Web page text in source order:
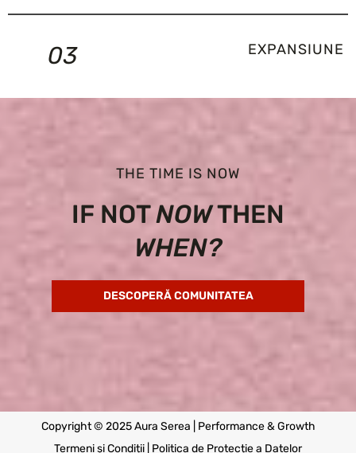
03 EXPANSIUNE
THE TIME IS NOW
IF NOTNOWTHEN
WHEN?
DESCOPERĂ COMUNITATEA
Copyright © 2025 Aura Serea | Performance & Growth
Termeni și Condiții Politica de Protecție a Datelor